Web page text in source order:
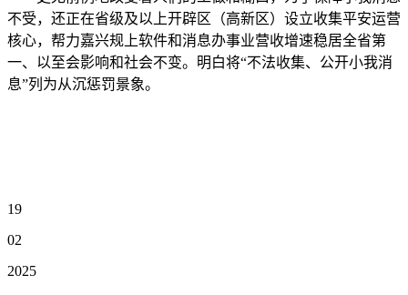
不受，还正在省级及以上开辟区（高新区）设立收集平安运营
核心，帮力嘉兴规上软件和消息办事业营收增速稳居全省第
一、以至会影响和社会不变。明白将“不法收集、公开小我消
息”列为从沉惩罚景象。
19
02
2025